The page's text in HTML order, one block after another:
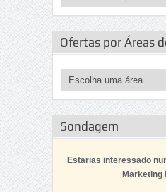
Ofertas por Áreas
Sondagem
Estarias interessado
Marketing